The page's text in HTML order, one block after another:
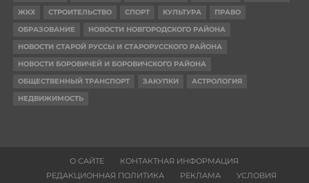
ЖКХ
СТРОИТЕЛЬСТВО СПОРТ КУЛЬТУРА
ПРАВО
ОБРАЗОВАНИЕ
НОВОСТИ НОВГОРОДСКОГО РАЙОНА
НОВОСТИ СТАРОЙ РУССЫ И СТАРОРУССКОГО РАЙОНА
НОВОСТИ БОРОВИЧЕЙ И БОРОВИЧСКОГО РАЙОНА
ОБЩЕСТВЕННЫЙ ТРАНСПОРТ
ЗАКУПКИ
АСТРОЛОГИЯ
НЕДВИЖИМОСТЬ
О САЙТЕ
КОНТАКТНАЯ ИНФОРМАЦИЯ
РЕДАКЦИОННАЯ ПОЛИТИКА
РЕКЛАМА УСЛОВИЯ